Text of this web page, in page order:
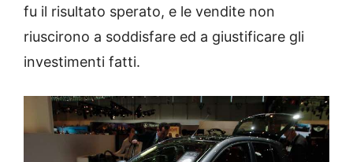
fu il risultato sperato, e le vendite non
riuscirono a soddisfare ed a giustificare gli
investimenti fatti.